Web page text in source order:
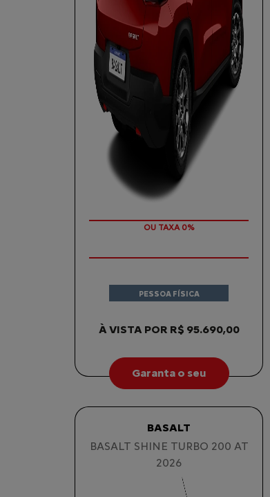
COM SEU USADO NA TROCA
À VISTA POR R$ 95.690,00
PESSOA FÍSICA
Garanta o seu
BASALT
BASALT SHINE TURBO 200 AT
2026